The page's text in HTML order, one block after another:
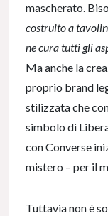
mascherato.
costruito a
ne cura tutti gli
Ma anche la
proprio brand
stilizzata che
simbolo di
con Converse
mistero – per il
Tuttavia non è